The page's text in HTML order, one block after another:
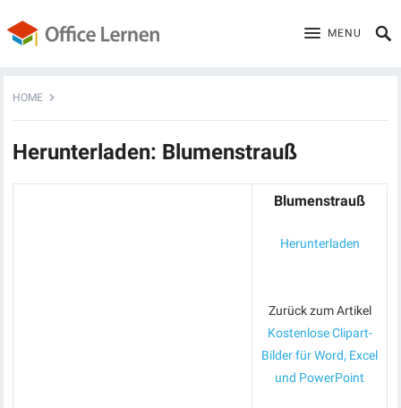
MENU
HOME
Herunterladen: Blumenstrauß
Blumenstrauß
Herunterladen
Zurück zum Artikel
Kostenlose Clipart-
Bilder für Word, Excel
und PowerPoint